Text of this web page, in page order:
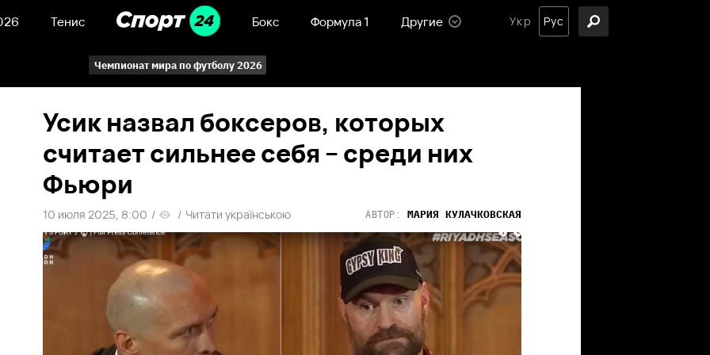
Тенис Бокс Формула 1 Другие Укр Рус
Чемпионат мира по футболу 2026
Усик назвал боксеров, которых
считает сильнее себя – среди них
Фьюри
10 июля 2025, 8:00 / / Читати українською АВТОР: МАРИЯ КУЛАЧКОВСКАЯ